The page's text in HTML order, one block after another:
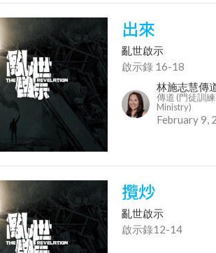
出來
亂世啟示
啟示錄 16-18
林施志慧傳
傳道 (門徒訓
Ministry)
February 9,
攬炒
亂世啟示
啟示錄12-14